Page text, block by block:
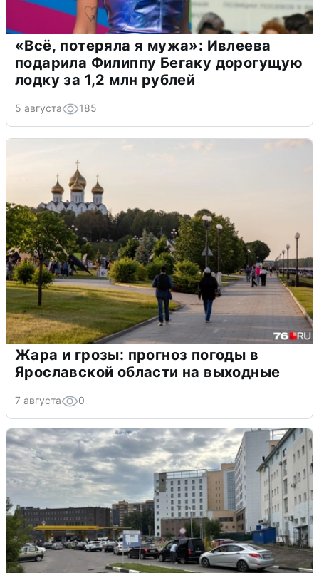
«Всё, потеряла я мужа»: Ивлеева
подарила Филиппу Бегаку дорогущую
лодку за 1,2 млн рублей
5 августа 185
Жара и грозы: прогноз погоды в
Ярославской области на выходные
7 августа 0